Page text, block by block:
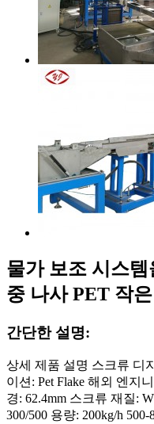
물가 보조 시스템
중 나사 PET 작
간단한 설명:
상세 제품 설명 스크류 디
이션: Pet Flake 해외 엔지
경: 62.4mm 스크류 재질:
300/500 용량: 200kg/h